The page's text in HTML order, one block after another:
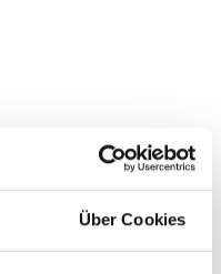
Über Cookies